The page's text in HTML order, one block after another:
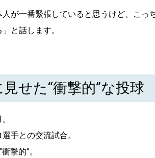
が一番緊張していると思うけど、こっ
と話します。
せた“衝撃的”な投球
手との交流試合。
撃的”。